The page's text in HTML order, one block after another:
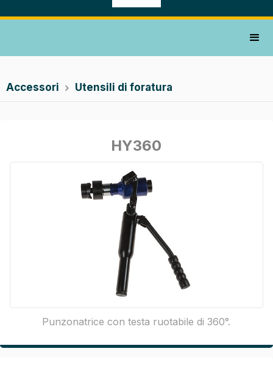
Accessori  Utensili di foratura
HY360
Punzonatrice con testa ruotabile di 360°.